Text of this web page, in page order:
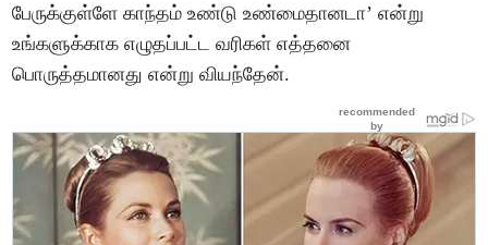
பேருக்குள்ளே காந்தம் உண்டு உண்மைதானடா’ என்று
உங்களுக்காக எழுதப்பட்ட வரிகள் எத்தனை
பொருத்தமானது என்று வியந்தேன்.